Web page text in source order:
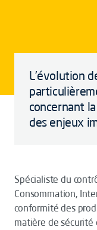
L’évolution
concernant
des enjeux
Spécialiste du
Consommation,
conformité des
matière de